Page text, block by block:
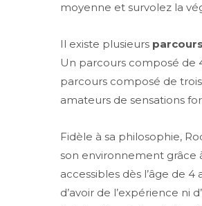
moyenne et survolez la
Il existe plusieurs
Un parcours composé de
parcours composé de
amateurs de sensations
Fidèle à sa philosophie,
son environnement grâce
accessibles dès l’âge de
d’avoir de l’expérience ni